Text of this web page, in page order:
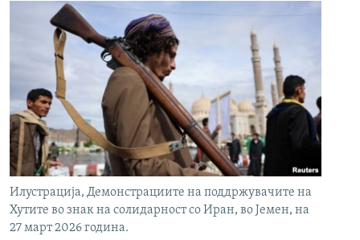
Илустрација, Демонстрациите на поддржувачите на
Хутите во знак на солидарност со Иран, во Јемен, на
27 март 2026 година.